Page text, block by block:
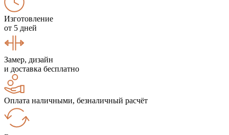
Изготовление
от 5 дней
Замер, дизайн
и доставка бесплатно
Оплата наличными, безналичный расчёт